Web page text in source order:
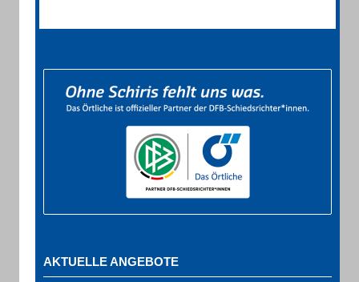
AKTUELLE ANGEBOTE